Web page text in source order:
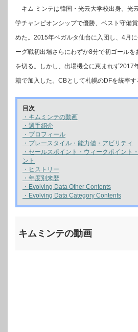
キム ミンテは韓国・光云大学校出身。光
学チャンピオンシップで優勝、ベスト守備
めた。2015年ベガルタ仙台に入団し、4月
ーグ戦初出場さらにわずか8分で初ゴールを
を切る。しかし、出場機会に恵まれず2017
籍で加入した。CBとして札幌のDFを統率す
目次
・キムミンテの動画
・選手紹介
・プロフィール
・プレースタイル・能力値・アビリティ
・セールスポイント・ウィークポイント
ント
・ヒストリー
・年度別来歴
・Evolving Data Other Contents
・Evolving Data Category Contents
キムミンテの動画